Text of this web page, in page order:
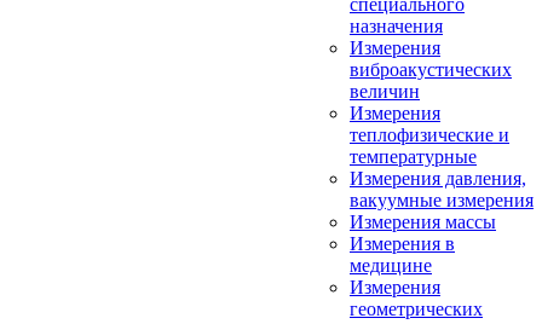
специального
назначения
Измерения
виброакустических
величин
Измерения
теплофизические и
температурные
Измерения давления,
вакуумные измерения
Измерения массы
Измерения в
медицине
Измерения
геометрических